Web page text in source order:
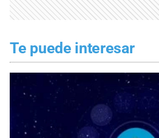
Te puede interesar